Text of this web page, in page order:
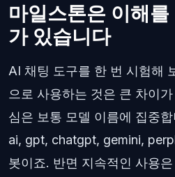
마일스톤은 이해
가 있습니다
AI 채팅 도구를 한 번 시험해
으로 사용하는 것은 큰 차이
심은 보통 모델 이름에 집중
ai, gpt, chatgpt, gemini,
봇이죠. 반면 지속적인 사용